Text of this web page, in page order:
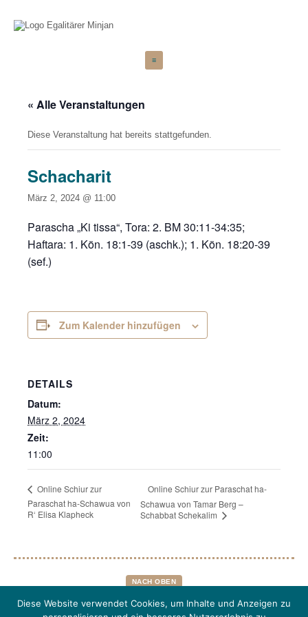
≡
« Alle Veranstaltungen
Diese Veranstaltung hat bereits stattgefunden.
Schacharit
März 2, 2024 @ 11:00
Parascha „Ki tissa“, Tora: 2. BM 30:11-34:35;
Haftara: 1. Kön. 18:1-39 (aschk.); 1. Kön. 18:20-39
(sef.)
Zum Kalender hinzufügen
DETAILS
Datum:
März 2, 2024
Zeit:
11:00
Online Schiur zur
Paraschat ha-Schawua von
R‘ Elisa Klapheck
Online Schiur zur Paraschat ha-
Schawua von Tamar Berg –
Schabbat Schekalim
NACH OBEN
Diese Website verwendet Cookies, um Inhalte und Anzeigen zu